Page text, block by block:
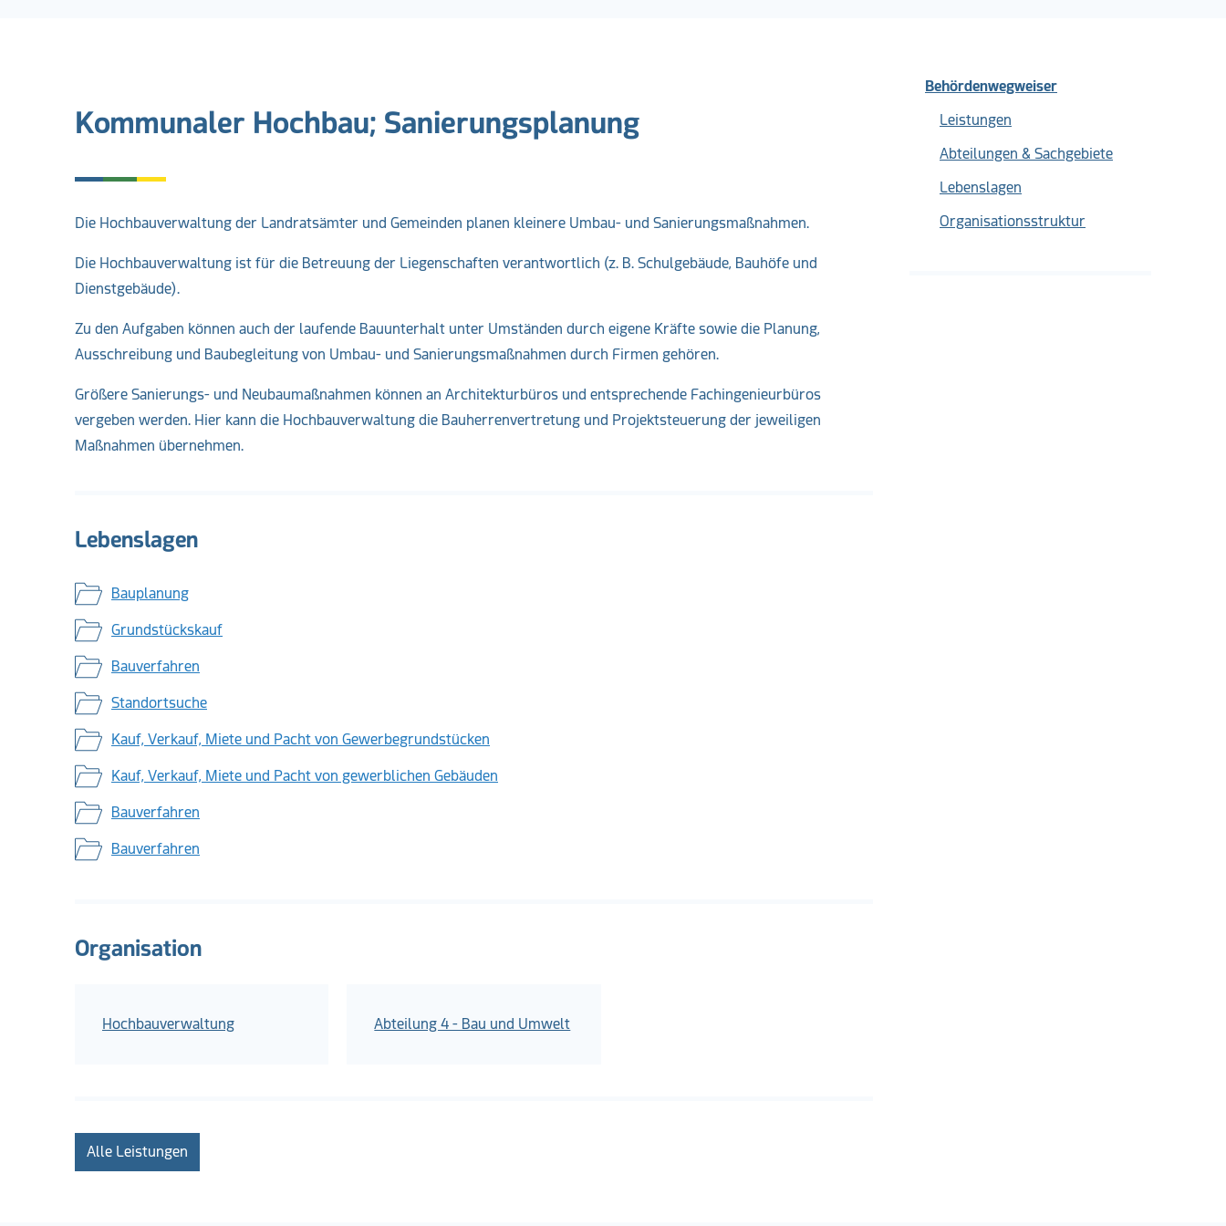
Kommunaler Hochbau; Sanierungsplanung
Die Hochbauverwaltung der Landratsämter und Gemeinden planen kleinere Umbau- und Sanierungsmaßnahmen.
Die Hochbauverwaltung ist für die Betreuung der Liegenschaften verantwortlich (z. B. Schulgebäude, Bauhöfe und
Dienstgebäude).
Zu den Aufgaben können auch der laufende Bauunterhalt unter Umständen durch eigene Kräfte sowie die Planung,
Ausschreibung und Baubegleitung von Umbau- und Sanierungsmaßnahmen durch Firmen gehören.
Größere Sanierungs- und Neubaumaßnahmen können an Architekturbüros und entsprechende Fachingenieurbüros
vergeben werden. Hier kann die Hochbauverwaltung die Bauherrenvertretung und Projektsteuerung der jeweiligen
Maßnahmen übernehmen.
Lebenslagen
Bauplanung
Grundstückskauf
Bauverfahren
Standortsuche
Kauf, Verkauf, Miete und Pacht von Gewerbegrundstücken
Kauf, Verkauf, Miete und Pacht von gewerblichen Gebäuden
Bauverfahren
Bauverfahren
Organisation
Hochbauverwaltung Abteilung 4 - Bau und Umwelt
Alle Leistungen
Behördenwegweiser
Leistungen
Abteilungen & Sachgebiete
Lebenslagen
Organisationsstruktur